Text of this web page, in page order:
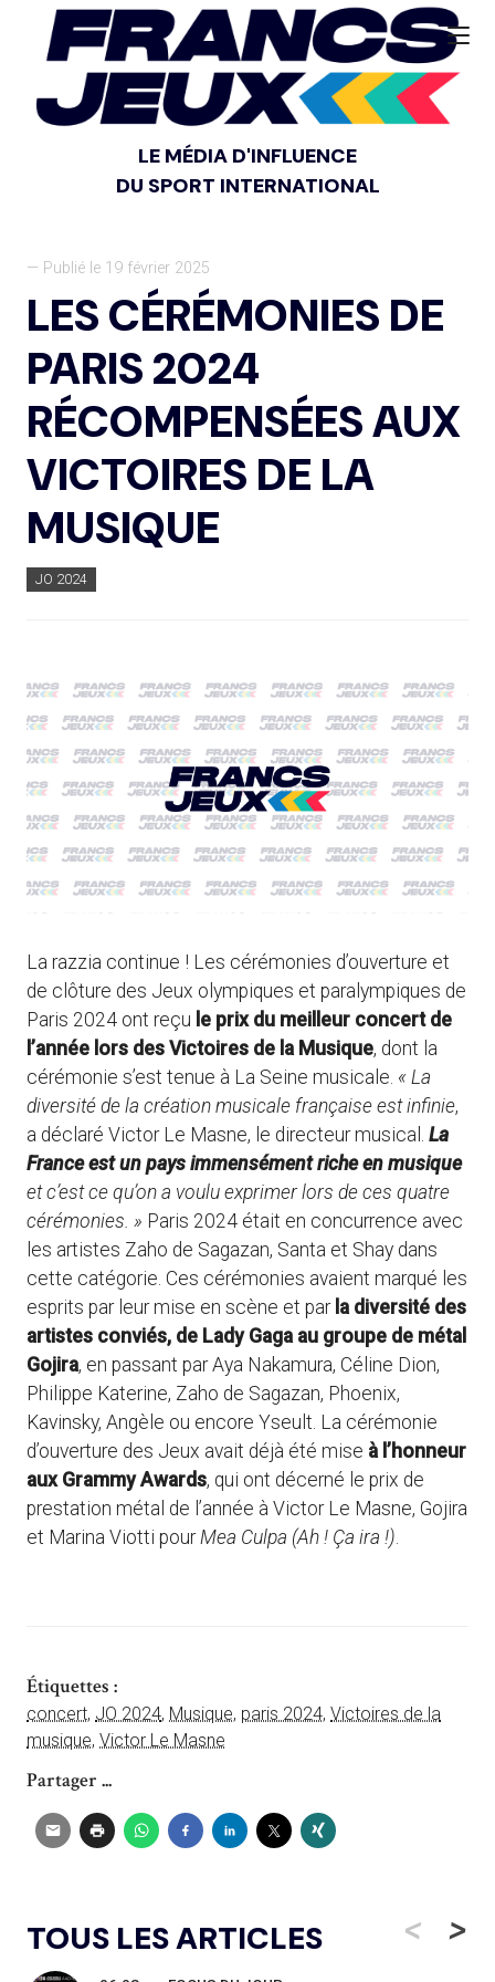
LE MÉDIA D'INFLUENCE
DU SPORT INTERNATIONAL
— Publié le 19 février 2025
LES CÉRÉMONIES DE
PARIS 2024
RÉCOMPENSÉES AUX
VICTOIRES DE LA
MUSIQUE
JO 2024
La razzia continue ! Les cérémonies d’ouverture et
de clôture des Jeux olympiques et paralympiques de
Paris 2024 ont reçu le prix du meilleur concert de
l’année lors des Victoires de la Musique, dont la
cérémonie s’est tenue à La Seine musicale. « La
diversité de la création musicale française est infinie,
a déclaré Victor Le Masne, le directeur musical. La
France est un pays immensément riche en musique
et c’est ce qu’on a voulu exprimer lors de ces quatre
cérémonies. » Paris 2024 était en concurrence avec
les artistes Zaho de Sagazan, Santa et Shay dans
cette catégorie. Ces cérémonies avaient marqué les
esprits par leur mise en scène et par la diversité des
artistes conviés, de Lady Gaga au groupe de métal
Gojira, en passant par Aya Nakamura, Céline Dion,
Philippe Katerine, Zaho de Sagazan, Phoenix,
Kavinsky, Angèle ou encore Yseult. La cérémonie
d’ouverture des Jeux avait déjà été mise à l’honneur
aux Grammy Awards, qui ont décerné le prix de
prestation métal de l’année à Victor Le Masne, Gojira
et Marina Viotti pourMea Culpa (Ah ! Ça ira !).
Étiquettes :
concert, JO 2024, Musique, paris 2024, Victoires de la
musique, Victor Le Masne
Partager ...
TOUS LES ARTICLES < >